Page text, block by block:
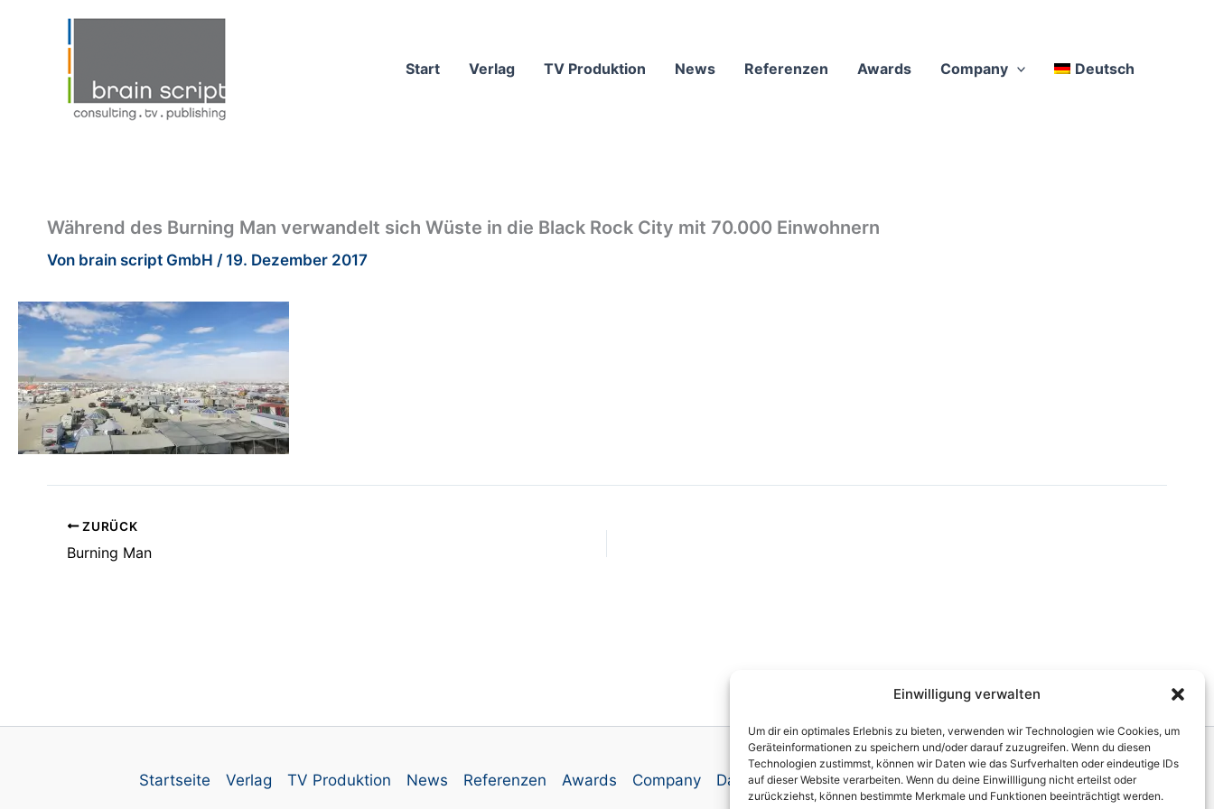
Einwilligung verwalten
Um dir ein optimales Erlebnis zu bieten, verwenden wir Technologien wie Cookies, um
Geräteinformationen zu speichern und/oder darauf zuzugreifen. Wenn du diesen
Technologien zustimmst, können wir Daten wie das Surfverhalten oder eindeutige IDs
auf dieser Website verarbeiten. Wenn du deine Einwillligung nicht erteilst oder
zurückziehst, können bestimmte Merkmale und Funktionen beeinträchtigt werden.
Start Verlag TV Produktion News Referenzen Awards Company Deutsch
Während des Burning Man verwandelt sich Wüste in die Black Rock City mit 70.000 Einwohnern
Von brain script GmbH / 19. Dezember 2017
ZURÜCK
Burning Man
Startseite Verlag TV Produktion News Referenzen Awards Company Datenschutz Cookie-Richtlinie (EU) Impressum